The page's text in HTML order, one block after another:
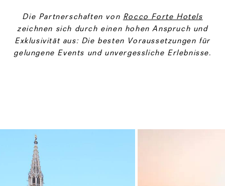
Die Partnerschaften von Rocco Forte Hotels
zeichnen sich durch einen hohen Anspruch und
Exklusivität aus: Die besten Voraussetzungen für
gelungene Events und unvergessliche Erlebnisse.